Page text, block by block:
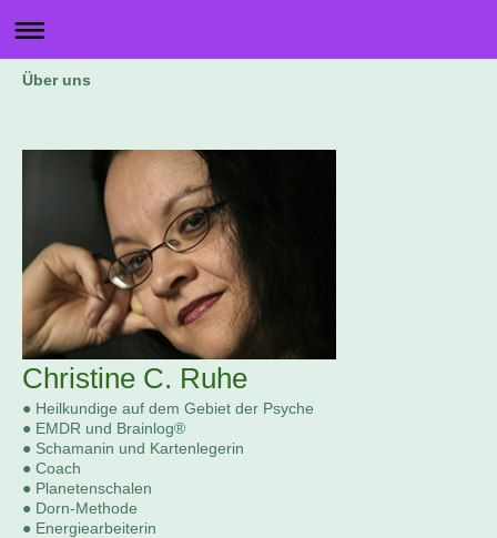
Über uns
Christine C. Ruhe
● Heilkundige auf dem Gebiet der Psyche
● EMDR und Brainlog®
● Schamanin und Kartenlegerin
● Coach
● Planetenschalen
● Dorn-Methode
● Energiearbeiterin